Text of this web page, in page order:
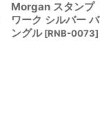
Morgan スタンプ
ワーク シルバー バ
ングル [RNB-0073]